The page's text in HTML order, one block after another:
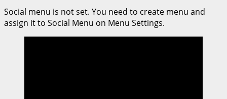
รีสอร์ท
สมัคร
Social menu is not set. You need to create menu and
assign it to Social Menu on Menu Settings.